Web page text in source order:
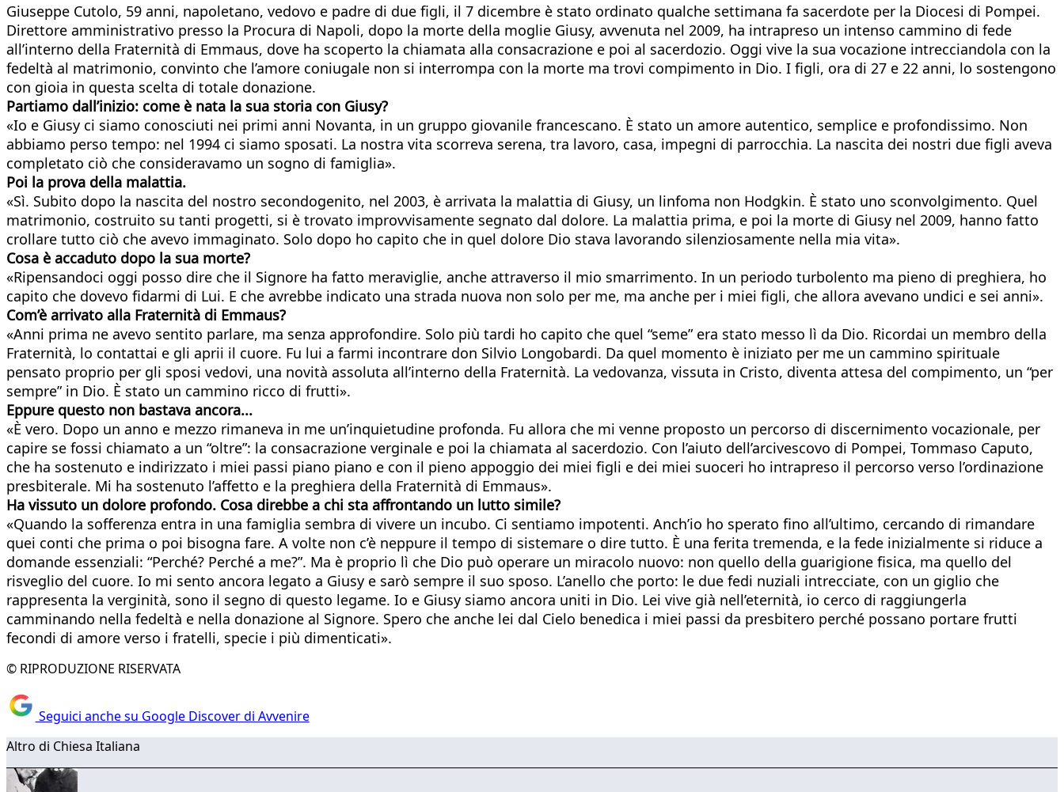
Giuseppe Cutolo, 59 anni, napoletano, vedovo e padre di due figli, il 7 dicembre è stato ordinato qualche settimana fa sacerdote per la Diocesi di Pompei.
Direttore amministrativo presso la Procura di Napoli, dopo la morte della moglie Giusy, avvenuta nel 2009, ha intrapreso un intenso cammino di fede
all’interno della Fraternità di Emmaus, dove ha scoperto la chiamata alla consacrazione e poi al sacerdozio. Oggi vive la sua vocazione intrecciandola con la
fedeltà al matrimonio, convinto che l’amore coniugale non si interrompa con la morte ma trovi compimento in Dio. I figli, ora di 27 e 22 anni, lo sostengono
con gioia in questa scelta di totale donazione.
Partiamo dall’inizio: come è nata la sua storia con Giusy?
«Io e Giusy ci siamo conosciuti nei primi anni Novanta, in un gruppo giovanile francescano. È stato un amore autentico, semplice e profondissimo. Non
abbiamo perso tempo: nel 1994 ci siamo sposati. La nostra vita scorreva serena, tra lavoro, casa, impegni di parrocchia. La nascita dei nostri due figli aveva
completato ciò che consideravamo un sogno di famiglia».
Poi la prova della malattia.
«Sì. Subito dopo la nascita del nostro secondogenito, nel 2003, è arrivata la malattia di Giusy, un linfoma non Hodgkin. È stato uno sconvolgimento. Quel
matrimonio, costruito su tanti progetti, si è trovato improvvisamente segnato dal dolore. La malattia prima, e poi la morte di Giusy nel 2009, hanno fatto
crollare tutto ciò che avevo immaginato. Solo dopo ho capito che in quel dolore Dio stava lavorando silenziosamente nella mia vita».
Cosa è accaduto dopo la sua morte?
«Ripensandoci oggi posso dire che il Signore ha fatto meraviglie, anche attraverso il mio smarrimento. In un periodo turbolento ma pieno di preghiera, ho
capito che dovevo fidarmi di Lui. E che avrebbe indicato una strada nuova non solo per me, ma anche per i miei figli, che allora avevano undici e sei anni».
Com’è arrivato alla Fraternità di Emmaus?
«Anni prima ne avevo sentito parlare, ma senza approfondire. Solo più tardi ho capito che quel “seme” era stato messo lì da Dio. Ricordai un membro della
Fraternità, lo contattai e gli aprii il cuore. Fu lui a farmi incontrare don Silvio Longobardi. Da quel momento è iniziato per me un cammino spirituale
pensato proprio per gli sposi vedovi, una novità assoluta all’interno della Fraternità. La vedovanza, vissuta in Cristo, diventa attesa del compimento, un “per
sempre” in Dio. È stato un cammino ricco di frutti».
Eppure questo non bastava ancora...
«È vero. Dopo un anno e mezzo rimaneva in me un’inquietudine profonda. Fu allora che mi venne proposto un percorso di discernimento vocazionale, per
capire se fossi chiamato a un “oltre”: la consacrazione verginale e poi la chiamata al sacerdozio. Con l’aiuto dell’arcivescovo di Pompei, Tommaso Caputo,
che ha sostenuto e indirizzato i miei passi piano piano e con il pieno appoggio dei miei figli e dei miei suoceri ho intrapreso il percorso verso l’ordinazione
presbiterale. Mi ha sostenuto l’affetto e la preghiera della Fraternità di Emmaus».
Ha vissuto un dolore profondo. Cosa direbbe a chi sta affrontando un lutto simile?
«Quando la sofferenza entra in una famiglia sembra di vivere un incubo. Ci sentiamo impotenti. Anch’io ho sperato fino all’ultimo, cercando di rimandare
quei conti che prima o poi bisogna fare. A volte non c’è neppure il tempo di sistemare o dire tutto. È una ferita tremenda, e la fede inizialmente si riduce a
domande essenziali: “Perché? Perché a me?”. Ma è proprio lì che Dio può operare un miracolo nuovo: non quello della guarigione fisica, ma quello del
risveglio del cuore. Io mi sento ancora legato a Giusy e sarò sempre il suo sposo. L’anello che porto: le due fedi nuziali intrecciate, con un giglio che
rappresenta la verginità, sono il segno di questo legame. Io e Giusy siamo ancora uniti in Dio. Lei vive già nell’eternità, io cerco di raggiungerla
camminando nella fedeltà e nella donazione al Signore. Spero che anche lei dal Cielo benedica i miei passi da presbitero perché possano portare frutti
fecondi di amore verso i fratelli, specie i più dimenticati».
© RIPRODUZIONE RISERVATA
Seguici anche su Google Discover di Avvenire
Altro di Chiesa Italiana